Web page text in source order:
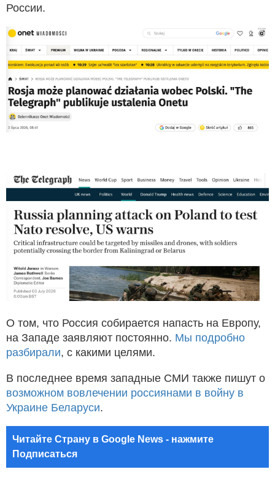
России.
О том, что Россия собирается напасть на Европу,
на Западе заявляют постоянно. Мы подробно
разбирали, с какими целями.
В последнее время западные СМИ также пишут о
возможном вовлечении россиянами в войну в
Украине Беларуси.
Читайте Страну в Google News - нажмите
Подписаться